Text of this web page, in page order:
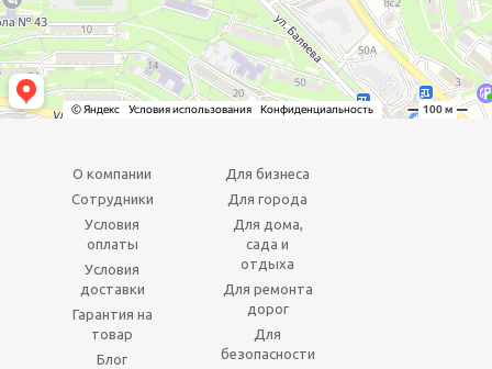
О компании
Сотрудники
Условия
оплаты
Условия
доставки
Гарантия на
товар
Блог
Для бизнеса
Для города
Для дома,
сада и
отдыха
Для ремонта
дорог
Для
безопасности